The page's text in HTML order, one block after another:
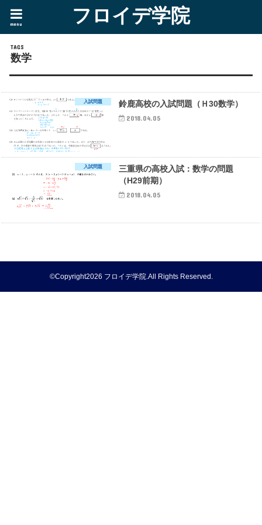
フロイデ学院
menu
数学
入試問題 鈴鹿高校の入試問題（Ｈ30数学）
2018.04.05
入試問題
三重県の高校入試：数学の問題
（H29前期）
2018.04.05
©Copyright2026 フロイデ学院.All Rights Reserved.